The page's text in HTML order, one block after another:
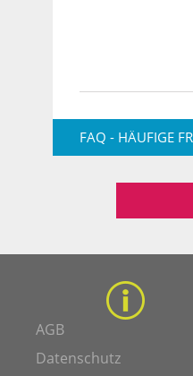
FAQ - HÄUFIGE
AGB
Datenschutz